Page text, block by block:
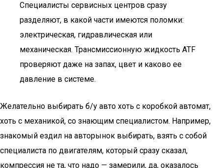
Специалисты сервисных центров сразу
разделяют, в какой части имеются поломки:
электрическая, гидравлическая или
механическая. Трансмиссионную жидкость ATF
проверяют даже на запах, цвет и каково ее
давление в системе.
Желательно выбирать б/у авто хоть с коробкой автомат,
хоть с механикой, со знающим специалистом. Например,
знакомый ездил на авторынок выбирать, взять с собой
специалиста по двигателям, который сразу сказал,
компрессия не та, что надо — замерили, да, оказалось